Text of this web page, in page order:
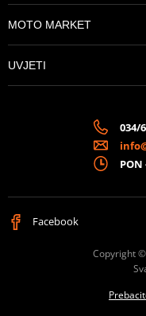
MOTO MARKET
UVJETI
034/
PON
Facebook
Copyright